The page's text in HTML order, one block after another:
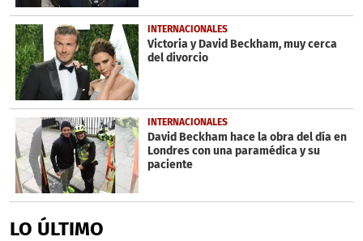
INTERNACIONALES
Victoria y David Beckham, muy cerca
del divorcio
INTERNACIONALES
David Beckham hace la obra del día en
Londres con una paramédica y su
paciente
LO ÚLTIMO